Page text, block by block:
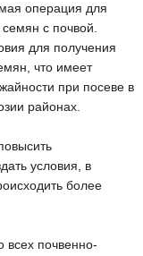
операция для
с почвой.
для получения
что имеет
при посеве в
районах.
условия, в
более
всех почвенно-